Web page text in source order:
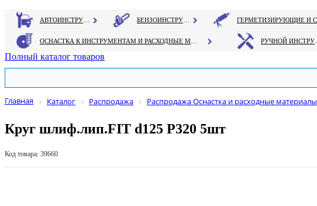
Полный каталог товаров
Главная Каталог Распродажа Распродажа Оснастка и расходные материалы
Круг шлиф.лип.FIT d125 Р320 5шт
Код товара: 39660